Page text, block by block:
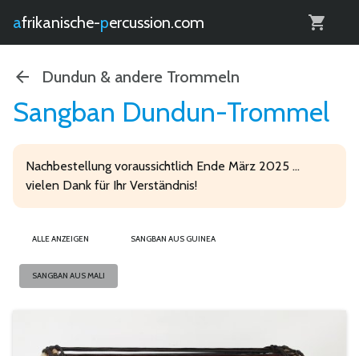
afrikanische- percussion.com
Dundun & andere Trommeln
Sangban Dundun-Trommel
Nachbestellung voraussichtlich Ende März 2025 ...
vielen Dank für Ihr Verständnis!
ALLE ANZEIGEN SANGBAN AUS GUINEA
SANGBAN AUS MALI